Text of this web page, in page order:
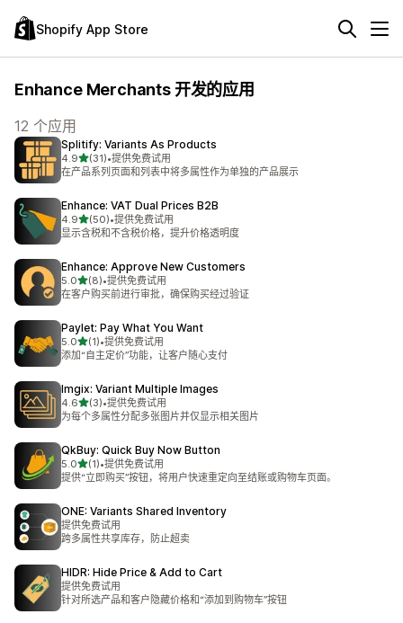
Shopify App Store
Enhance Merchants 开发的应用
12 个应用
Splitify: Variants As Products
4.9星（满分 5 星）
(31)
总共 31 条评论
•提供免费试用
在产品系列页面和列表中将多属性作为单独的产品展示
Enhance: VAT Dual Prices B2B
4.9星（满分 5 星）
(50)
总共 50 条评论
•提供免费试用
显示含税和不含税价格，提升价格透明度
Enhance: Approve New Customers
5.0星（满分 5 星）
(8)
总共 8 条评论
•提供免费试用
在客户购买前进行审批，确保购买经过验证
Paylet: Pay What You Want
5.0星（满分 5 星）
(1)
总共 1 条评论
•提供免费试用
添加“自主定价”功能，让客户随心支付
Imgix: Variant Multiple Images
4.6星（满分 5 星）
(3)
总共 3 条评论
•提供免费试用
为每个多属性分配多张图片并仅显示相关图片
QkBuy: Quick Buy Now Button
5.0星（满分 5 星）
(1)
总共 1 条评论
•提供免费试用
提供“立即购买”按钮，将用户快速重定向至结账或购物车页面。
ONE: Variants Shared Inventory
提供免费试用
跨多属性共享库存，防止超卖
HIDR: Hide Price & Add to Cart
提供免费试用
针对所选产品和客户隐藏价格和“添加到购物车”按钮